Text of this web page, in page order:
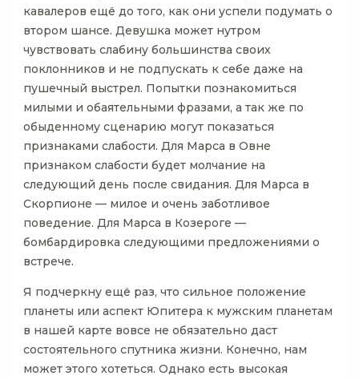
кавалеров ещё до того, как они успели подумать о
втором шансе. Девушка может нутром
чувствовать слабину большинства своих
поклонников и не подпускать к себе даже на
пушечный выстрел. Попытки познакомиться
милыми и обаятельными фразами, а так же по
обыденному сценарию могут показаться
признаками слабости. Для Марса в Овне
признаком слабости будет молчание на
следующий день после свидания. Для Марса в
Скорпионе — милое и очень заботливое
поведение. Для Марса в Козероге —
бомбардировка следующими предложениями о
встрече.
Я подчеркну ещё раз, что сильное положение
планеты или аспект Юпитера к мужским планетам
в нашей карте вовсе не обязательно даст
состоятельного спутника жизни. Конечно, нам
может этого хотеться. Однако есть высокая